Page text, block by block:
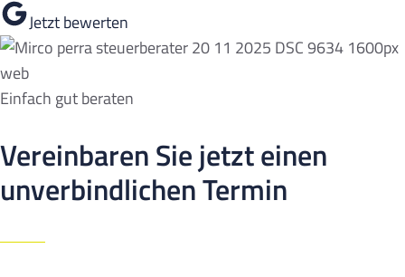
Jetzt bewerten
Einfach gut beraten
Vereinbaren Sie jetzt einen
unverbindlichen Termin